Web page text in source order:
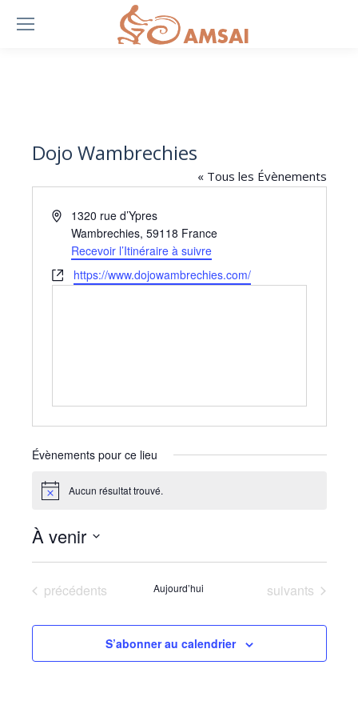
Dojo Wambrechies
« Tous les Évènements
Adresse1320 rue d’Ypres
Wambrechies, 59118 France
Recevoir l’Itinéraire à suivre
Site
https://www.dojowambrechies.com/
Évènements pour ce lieu
Notice Aucun résultat trouvé.
À venir
Sélectionnez
date.Évènements
précédents Aujourd’hui Évènements
suivants
S’abonner au calendrier